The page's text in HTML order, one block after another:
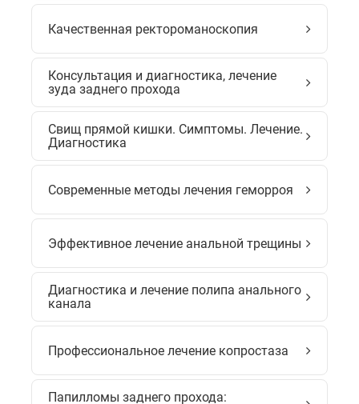
Качественная ректороманоскопия
Консультация и диагностика, лечение
зуда заднего прохода
Свищ прямой кишки. Симптомы. Лечение.
Диагностика
Современные методы лечения геморроя
Эффективное лечение анальной трещины
Диагностика и лечение полипа анального
канала
Профессиональное лечение копростаза
Папилломы заднего прохода: